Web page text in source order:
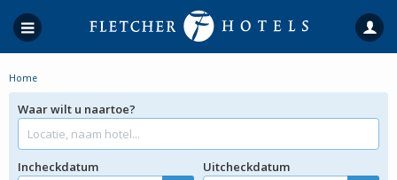
Home
Waar wilt u naartoe?
Incheckdatum Uitcheckdatum